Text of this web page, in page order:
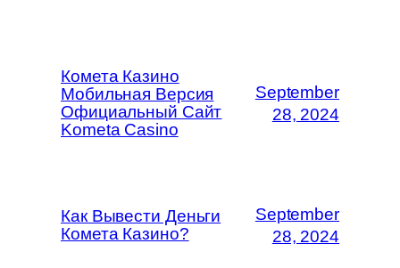
Комета Казино
Мобильная Версия
Официальный Сайт
Kometa Casino
September
28, 2024
Как Вывести Деньги
Комета Казино?
September
28, 2024